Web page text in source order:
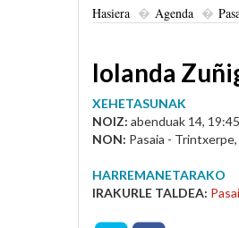
Hasiera Agenda
Iolanda
XEHETASUNAK
NOIZ: abenduak 14,
NON: Pasaia -
HARREMANETARAKO
IRAKURLE TALDEA: